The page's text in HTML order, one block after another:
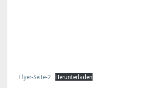
Flyer-Seite-2 Herunterladen